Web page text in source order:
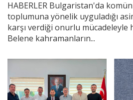
HABERLER Bulgaristan'da
toplumuna yönelik uyguladığı
karşı verdiği onurlu mücadeleyle
Belene kahramanların...